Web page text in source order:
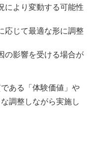
により変動する可能性
応じて最適な形に調整
の影響を受ける場合が
ある「体験価値」や
調整しながら実施し